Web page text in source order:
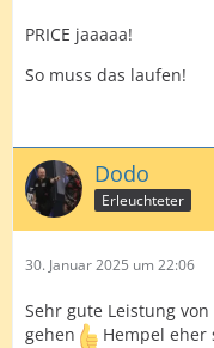
PRICE jaaaaa!
So muss das laufen!
Dodo
Erleuchteter
30. Januar 2025 um 22:06
Sehr gute Leistung
gehen
Hempel eher